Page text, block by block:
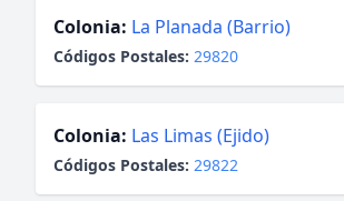
Colonia: La Planada (Barrio)
Códigos Postales: 29820
Colonia: Las Limas (Ejido)
Códigos Postales: 29822